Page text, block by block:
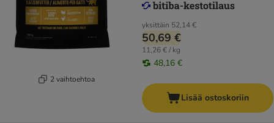
2 vaihtoehtoa
yksittäin 52,14 €
50,69 €
11,26 € / kg
48,16 €
Lisää ostoskoriin